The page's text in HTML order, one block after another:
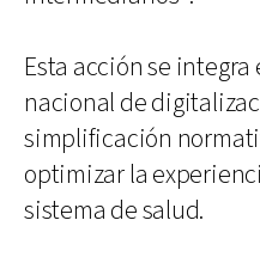
Esta acción se
nacional de
simplificación
optimizar la
sistema de salud.